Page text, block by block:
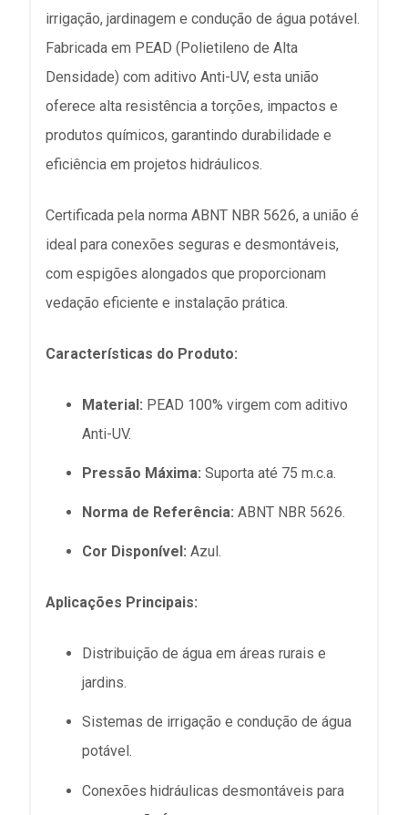
irrigação, jardinagem e condução de água potável.
Fabricada em PEAD (Polietileno de Alta
Densidade) com aditivo Anti-UV, esta união
oferece alta resistência a torções, impactos e
produtos químicos, garantindo durabilidade e
eficiência em projetos hidráulicos.
Certificada pela norma ABNT NBR 5626, a união é
ideal para conexões seguras e desmontáveis,
com espigões alongados que proporcionam
vedação eficiente e instalação prática.
Características do Produto:
Material: PEAD 100% virgem com aditivo
Anti-UV.
Pressão Máxima: Suporta até 75 m.c.a.
Norma de Referência: ABNT NBR 5626.
Cor Disponível: Azul.
Aplicações Principais:
Distribuição de água em áreas rurais e
jardins.
Sistemas de irrigação e condução de água
potável.
Conexões hidráulicas desmontáveis para